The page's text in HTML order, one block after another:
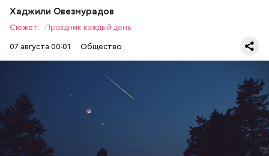
Хаджили Овезмурадов
Сюжет:
Праздник каждый день
07 августа 00:01
Общество
День собирания звезд учрежден в честь
метеорного потока Персеиды, который ежегодно
можно наблюдать в августе. Все любители
смотреть на звездопад 7 августа выезжают за
город — в местность, где нет светового
загрязнения и где можно невооруженным глазом
наблюдать за падающими звездами.
ЕДА ПРАЗДНИКИ
СЛАДОСТИ